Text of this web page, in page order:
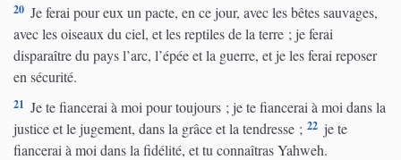
20 Je ferai pour eux un pacte, en ce jour, avec les bêtes sauvages,
avec les oiseaux du ciel, et les reptiles de la terre ; je ferai
disparaître du pays l’arc, l’épée et la guerre, et je les ferai reposer
en sécurité.
21 Je te fiancerai à moi pour toujours ; je te fiancerai à moi dans la
justice et le jugement, dans la grâce et la tendresse ; 22 je te
fiancerai à moi dans la fidélité, et tu connaîtras Yahweh.